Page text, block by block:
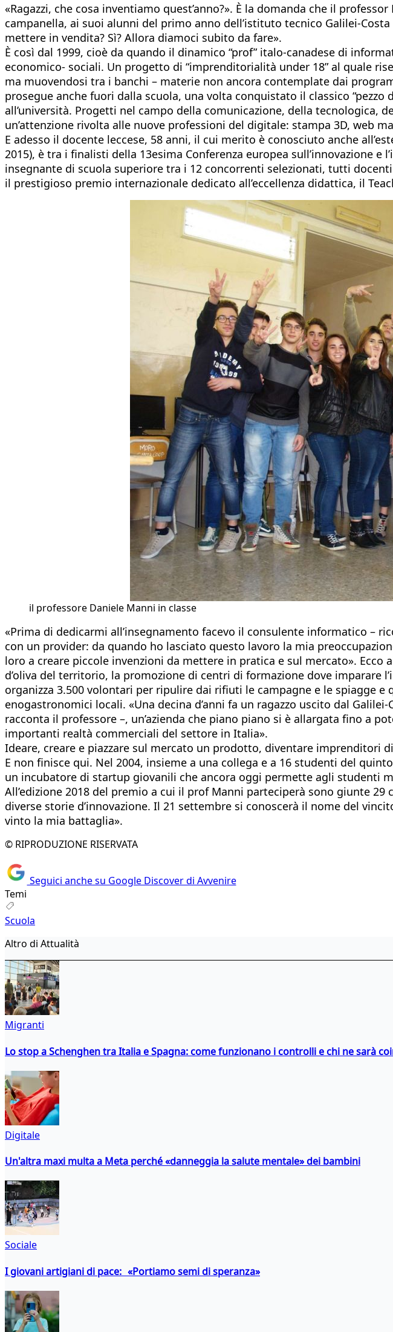
«Ragazzi, che cosa inventiamo quest’anno?». È la domanda che il
campanella, ai suoi alunni del primo anno dell’istituto tecnico Galilei-
mettere in vendita? Sì? Allora diamoci subito da fare».
È così dal 1999, cioè da quando il dinamico “prof” italo-canadese di
economico- sociali. Un progetto di “imprenditorialità under 18” al quale
ma muovendosi tra i banchi – materie non ancora contemplate dai
prosegue anche fuori dalla scuola, una volta conquistato il classico
all’università. Progetti nel campo della comunicazione, della tecnologica,
un’attenzione rivolta alle nuove professioni del digitale: stampa 3D, web
E adesso il docente leccese, 58 anni, il cui merito è conosciuto anche
2015), è tra i finalisti della 13esima Conferenza europea sull’innovazione
insegnante di scuola superiore tra i 12 concorrenti selezionati, tutti
il prestigioso premio internazionale dedicato all’eccellenza didattica, il
il professore Daniele Manni in classe
«Prima di dedicarmi all’insegnamento facevo il consulente informatico –
con un provider: da quando ho lasciato questo lavoro la mia
loro a creare piccole invenzioni da mettere in pratica e sul mercato».
d’oliva del territorio, la promozione di centri di formazione dove imparare
organizza 3.500 volontari per ripulire dai rifiuti le campagne e le spiagge
enogastronomici locali. «Una decina d’anni fa un ragazzo uscito dal
racconta il professore –, un’azienda che piano piano si è allargata fino a
importanti realtà commerciali del settore in Italia».
Ideare, creare e piazzare sul mercato un prodotto, diventare imprenditori
E non finisce qui. Nel 2004, insieme a una collega e a 16 studenti del
un incubatore di startup giovanili che ancora oggi permette agli studenti
All’edizione 2018 del premio a cui il prof Manni parteciperà sono giunte
diverse storie d’innovazione. Il 21 settembre si conoscerà il nome del
vinto la mia battaglia».
© RIPRODUZIONE RISERVATA
Seguici anche su Google Discover di Avvenire
Temi
Scuola
Altro di Attualità
Migranti
Lo stop a Schenghen tra Italia e Spagna: come funzionano i controlli e chi ne sarà
Digitale
Un'altra maxi multa a Meta perché «danneggia la salute mentale» dei bambini
Sociale
I giovani artigiani di pace: «Portiamo semi di speranza»